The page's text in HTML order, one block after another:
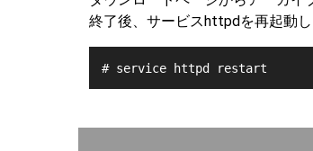
終了後、サービスhttpdを再起動し
# service httpd restart